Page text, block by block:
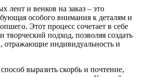
лент и венков на заказ – это
особого внимания к деталям и
Этот процесс сочетает в себе
подход, позволяя создать
отражающие индивидуальность и
выразить скорбь и почтение,